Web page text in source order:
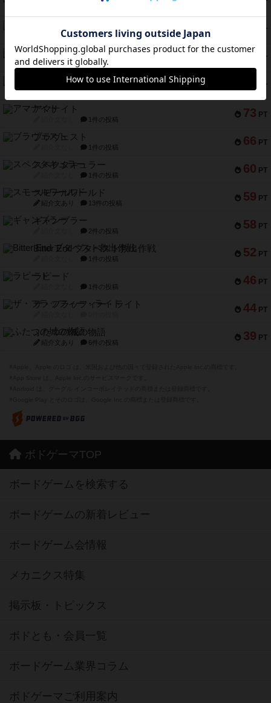
PT
PT
紹介文あり 2件の投稿
PT
宵と暁の呪文書
紹介文あり 8件の投稿
73 PT
リスボン・トラム 28
紹介文あり 9件の投稿
73 PT
アマナイト
1件の投稿
66 PT
ブラヴェスト
1件の投稿
60 PT
スペクタキュラー
1件の投稿
59 PT
スモールワールド
紹介文あり 13件の投稿
58 PT
ギャンブラー
2件の投稿
52 PT
Bitter End ブタペスト救出作戦
1件の投稿
46 PT
ラピード
1件の投稿
44 PT
ザ・フラッフィー・ライト
39 PT
ふたつの城の物語
紹介文あり 6件の投稿
ボドゲーマTOP
ボードゲームを検索する
ボードゲームの新着レビュー
ボードゲーム会情報
メカニクス特集
掲示板・トピックス
ボドとも・会員一覧
ボードゲーム業界コラム
ボドゲーマご利用案内